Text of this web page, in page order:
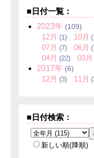
■日付一覧：
2023年 (109)
12月 (1) 10月
07月 (7) 06月
04月 (22) 03月
2017年 (6)
12月 (3) 11 月
■日付検索：
新しい順(降順)